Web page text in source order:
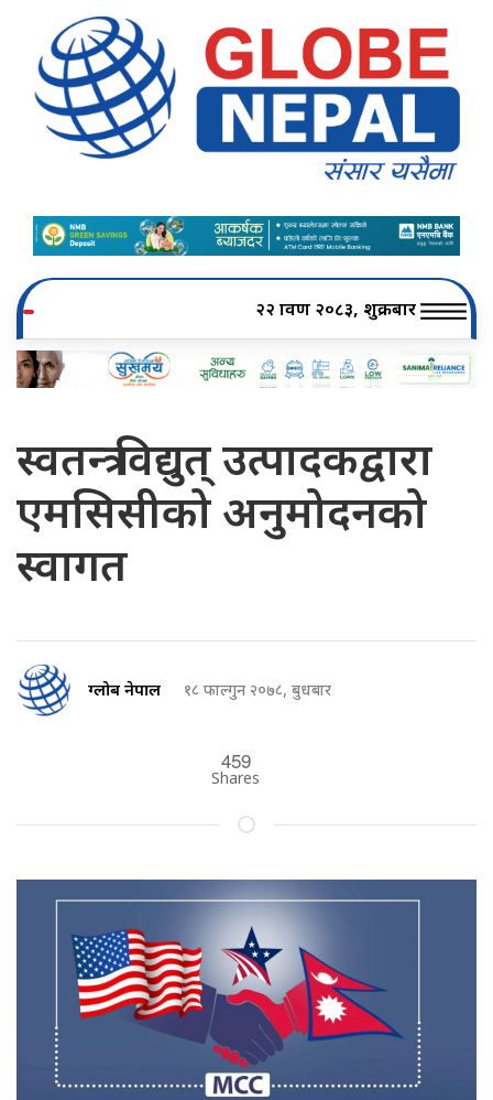
२२ श्रावण २०८३, शुक्रबार
स्वतन्त्र विद्युत् उत्पादकद्वारा
एमसिसीको अनुमोदनको
स्वागत
ग्लोब नेपाल १८ फाल्गुन २०७८, बुधबार
459
Shares